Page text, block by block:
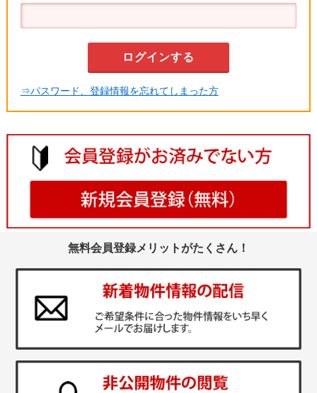
⇒パスワード、登録情報を忘れてしまった方
無料会員登録メリットがたくさん！